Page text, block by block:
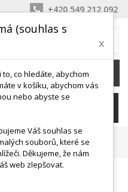
+420 549 212 092
0 Kč
Plochy
(souhlas s
x
co hledáte, abychom
v košíku, abychom vás
nebo abyste se
Váš souhlas se
souborů, které se
Děkujeme, že nám
web zlepšovat.